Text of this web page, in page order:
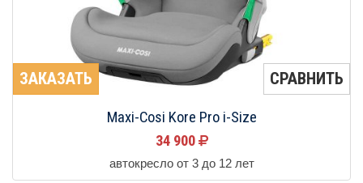
ЗАКАЗАТЬ СРАВНИТЬ
Maxi-Cosi Kore Pro i-Size
34 900
автокресло от 3 до 12 лет